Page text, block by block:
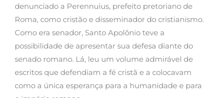
denunciado a Perennuius, prefeito pretoriano de
Roma, como cristão e disseminador do cristianismo.
Como era senador, Santo Apolônio teve a
possibilidade de apresentar sua defesa diante do
senado romano. Lá, leu um volume admirável de
escritos que defendiam a fé cristã e a colocavam
como a única esperança para a humanidade e para